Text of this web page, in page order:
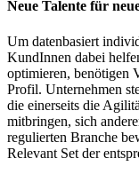
Neue Talente für
Um datenbasiert
KundInnen dabei
optimieren, benötigen
Profil. Unternehmen
die einerseits die
mitbringen, sich
regulierten Branche
Relevant Set der